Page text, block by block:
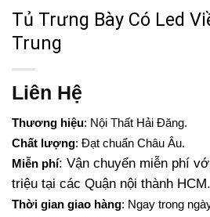
Tủ Trưng Bày Có Led
Trung
Liên Hệ
Thương hiệu: Nội Thất Hải Đăng.
Chất lượng: Đạt chuẩn Châu Âu.
Miễn phí: Vận chuyển miễn phí
triệu tại các Quận nội thành HCM.
Thời gian giao hàng: Ngay trong